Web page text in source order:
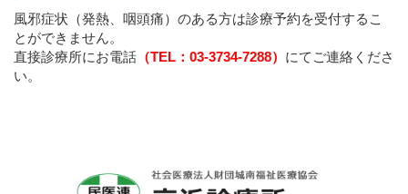
20
木
風邪症状（発熱、咽頭痛）のある方は診療予約を受付するこ
とができません。
直接診療所にお電話 （TEL：03-3734-7288） にてご連絡くださ
い。